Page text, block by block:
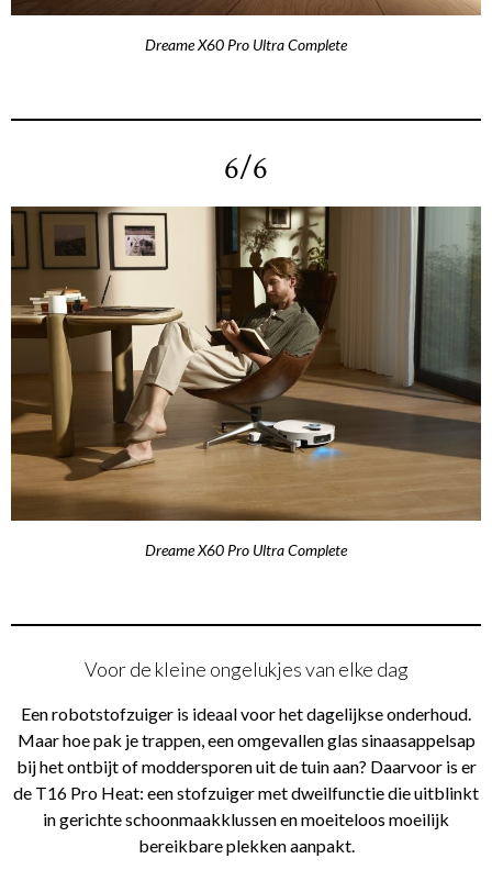
Dreame X60 Pro Ultra Complete
6/6
Dreame X60 Pro Ultra Complete
Voor de kleine ongelukjes van elke dag
Een robotstofzuiger is ideaal voor het dagelijkse onderhoud.
Maar hoe pak je trappen, een omgevallen glas sinaasappelsap
bij het ontbijt of moddersporen uit de tuin aan? Daarvoor is er
de T16 Pro Heat: een stofzuiger met dweilfunctie die uitblinkt
in gerichte schoonmaakklussen en moeiteloos moeilijk
bereikbare plekken aanpakt.